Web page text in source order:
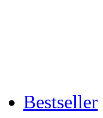
Bestseller